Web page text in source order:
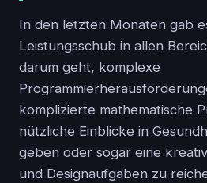
In den letzten Monaten gab
Leistungsschub in allen
darum geht, komplexe
komplizierte mathematische
nützliche Einblicke in
geben oder sogar eine
und Designaufgaben zu